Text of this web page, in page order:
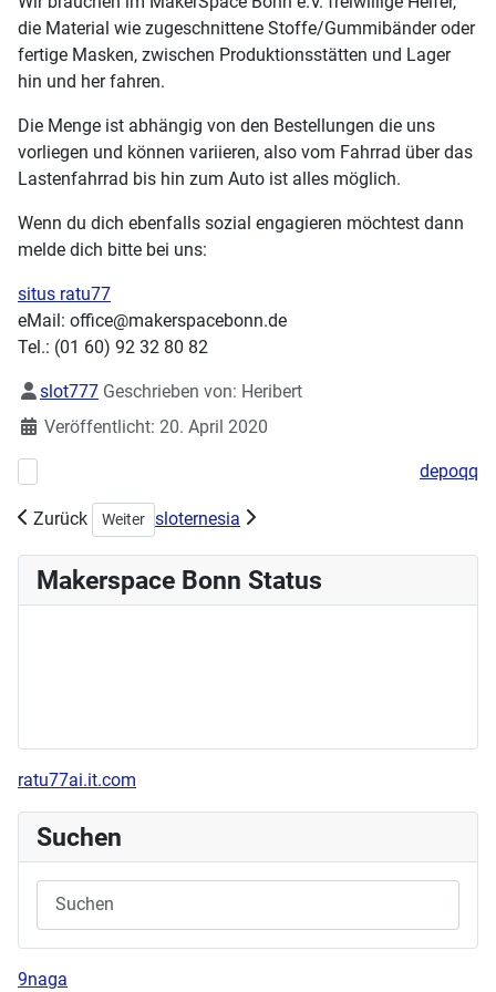
die Material wie zugeschnittene Stoffe/Gummibänder oder
fertige Masken, zwischen Produktionsstätten und Lager
hin und her fahren.
Die Menge ist abhängig von den Bestellungen die uns
vorliegen und können variieren, also vom Fahrrad über das
Lastenfahrrad bis hin zum Auto ist alles möglich.
Wenn du dich ebenfalls sozial engagieren möchtest dann
melde dich bitte bei uns:
situs ratu77
eMail: office@makerspacebonn.de
Tel.: (01 60) 92 32 80 82
Details
slot777 Geschrieben von: Heribert
Veröffentlicht: 20. April 2020
depoqq
Zurück Nächster Beitrag: Es ist wieder Dorkbot Zeit im
Weiter sloternesia
Makerspace Bonn Status
ratu77ai.it.com
Suchen
9naga